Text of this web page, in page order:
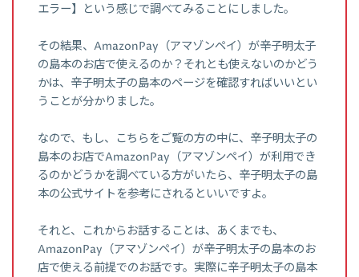
エラー】という感じで調べてみることにしました。
その結果、AmazonPay（アマゾンペイ）が辛子明太子
の島本のお店で使えるのか？それとも使えないのかどう
かは、辛子明太子の島本のページを確認すればいいとい
うことが分かりました。
なので、もし、こちらをご覧の方の中に、辛子明太子の
島本のお店でAmazonPay（アマゾンペイ）が利用でき
るのかどうかを調べている方がいたら、辛子明太子の島
本の公式サイトを参考にされるといいですよ。
それと、これからお話することは、あくまでも、
AmazonPay（アマゾンペイ）が辛子明太子の島本のお
店で使える前提でのお話です。実際に辛子明太子の島本